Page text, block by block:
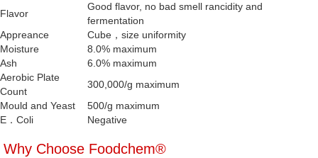
Flavor
Good flavor, no bad smell rancidity and
fermentation
Appreance
Cube，size uniformity
Moisture
8.0% maximum
Ash
6.0% maximum
Aerobic Plate
Count
300,000/g maximum
Mould and Yeast
500/g maximum
E．Coli
Negative
Why Choose Foodchem®